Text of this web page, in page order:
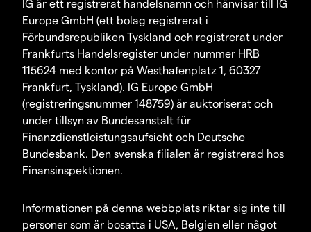
IG är ett registrerat handelsnamn och hänvisar till IG
Europe GmbH (ett bolag registrerat i
Förbundsrepubliken Tyskland och registrerat under
Frankfurts Handelsregister under nummer HRB
115624 med kontor på Westhafenplatz 1, 60327
Frankfurt, Tyskland). IG Europe GmbH
(registreringsnummer 148759) är auktoriserat och
under tillsyn av Bundesanstalt für
Finanzdienstleistungsaufsicht och Deutsche
Bundesbank. Den svenska filialen är registrerad hos
Finansinspektionen.
Informationen på denna webbplats riktar sig inte till
personer som är bosatta i USA, Belgien eller något